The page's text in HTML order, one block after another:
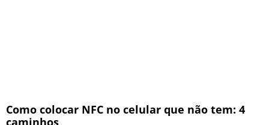
Como colocar NFC no celular que não tem: 4